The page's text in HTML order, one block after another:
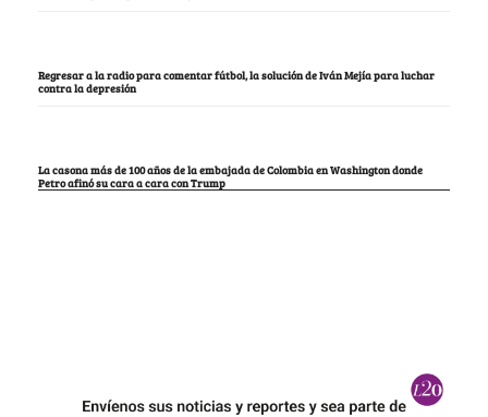
Regresar a la radio para comentar fútbol, la solución de Iván Mejía para luchar
contra la depresión
La casona más de 100 años de la embajada de Colombia en Washington donde
Petro afinó su cara a cara con Trump